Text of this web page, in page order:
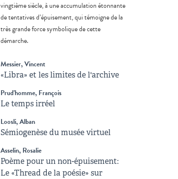
vingtième siècle, à une accumulation étonnante
de tentatives d’épuisement, qui témoigne de la
très grande force symbolique de cette
démarche.
Messier, Vincent
«Libra» et les limites de l'archive
Prud'homme, François
Le temps irréel
Loosli, Alban
Sémiogenèse du musée virtuel
Asselin, Rosalie
Poème pour un non-épuisement:
Le «Thread de la poésie» sur